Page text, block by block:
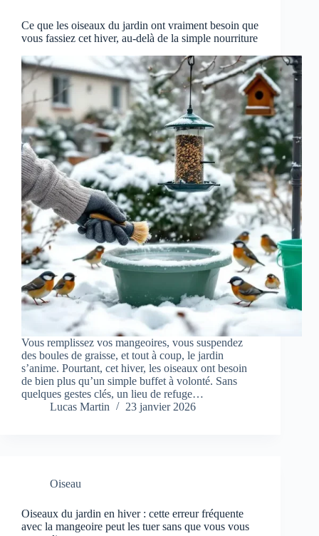
Ce que les oiseaux du jardin ont vraiment besoin que
vous fassiez cet hiver, au-delà de la simple nourriture
Vous remplissez vos mangeoires, vous suspendez
des boules de graisse, et tout à coup, le jardin
s’anime. Pourtant, cet hiver, les oiseaux ont besoin
de bien plus qu’un simple buffet à volonté. Sans
quelques gestes clés, un lieu de refuge…
Lucas Martin
23 janvier 2026
Oiseau
Oiseaux du jardin en hiver : cette erreur fréquente
avec la mangeoire peut les tuer sans que vous vous